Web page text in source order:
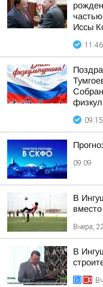
Иссы
11:46
09:15
09:09
В
Вчера,
В